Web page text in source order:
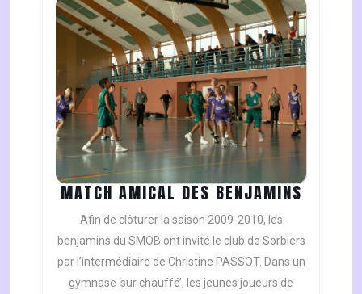
MATCH AMICAL DES BENJAMINSMATCH
Afin de clôturer la saison 2009-2010, les
benjamins du SMOB ont invité le club de Sorbiers
par l’intermédiaire de Christine PASSOT. Dans un
gymnase ‘sur chauffé’, les jeunes joueurs de